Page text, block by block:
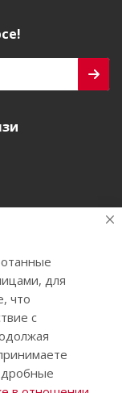
17
публичной
для
что
с